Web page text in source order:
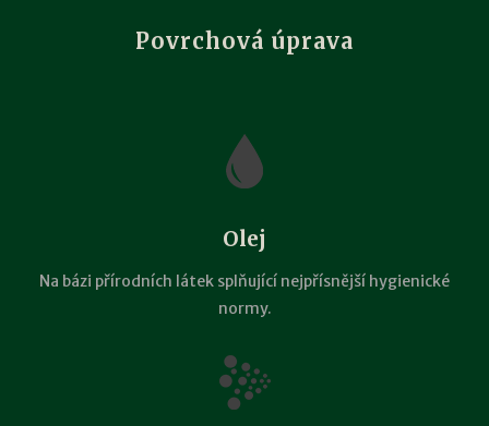
Povrchová úprava
Olej
Na bázi přírodních látek splňující nejpřísnější hygienické
normy.